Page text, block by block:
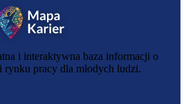
i interaktywna baza informacji o
rynku pracy dla młodych ludzi.